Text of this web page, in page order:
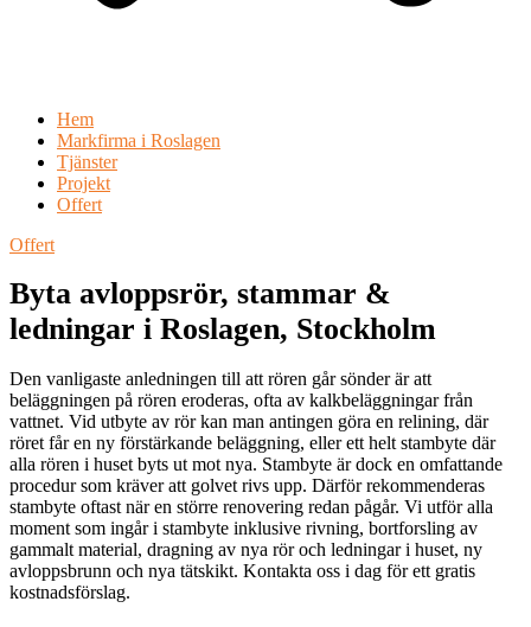
Hem
Markfirma i Roslagen
Tjänster
Projekt
Offert
Offert
Byta avloppsrör, stammar &
ledningar i Roslagen, Stockholm
Den vanligaste anledningen till att rören går sönder är att
beläggningen på rören eroderas, ofta av kalkbeläggningar från
vattnet. Vid utbyte av rör kan man antingen göra en relining, där
röret får en ny förstärkande beläggning, eller ett helt stambyte där
alla rören i huset byts ut mot nya. Stambyte är dock en omfattande
procedur som kräver att golvet rivs upp. Därför rekommenderas
stambyte oftast när en större renovering redan pågår. Vi utför alla
moment som ingår i stambyte inklusive rivning, bortforsling av
gammalt material, dragning av nya rör och ledningar i huset, ny
avloppsbrunn och nya tätskikt. Kontakta oss i dag för ett gratis
kostnadsförslag.